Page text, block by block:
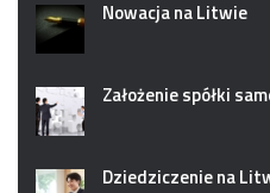
Nowacja na Litwie
Założenie spółki
Dziedziczenie na